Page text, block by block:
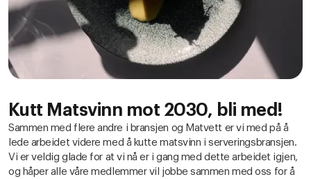
Kutt Matsvinn mot 2030, bli med!
Sammen med flere andre i bransjen og Matvett er vi med på å
lede arbeidet videre med å kutte matsvinn i serveringsbransjen.
Vi er veldig glade for at vi nå er i gang med dette arbeidet igjen,
og håper alle våre medlemmer vil jobbe sammen med oss for å